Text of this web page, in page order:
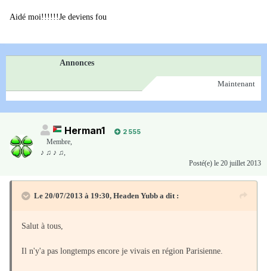
Aidé moi!!!!!!Je deviens fou
Annonces
Maintenant
Herman1
2 555
Membre,
♪ ♫ ♪ ♫,
Posté(e) le 20 juillet 2013
Le 20/07/2013 à 19:30, Headen Yubb a dit :
Salut à tous,
Il n'y'a pas longtemps encore je vivais en région Parisienne.